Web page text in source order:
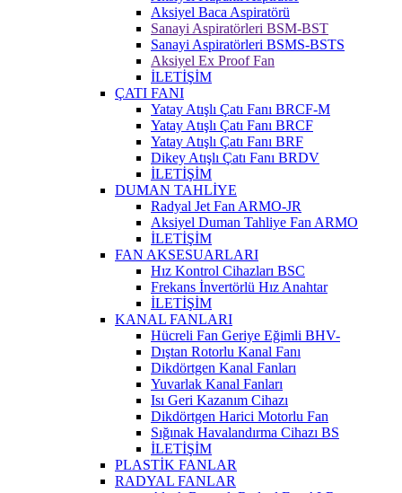
Aksiyel Baca Aspiratörü
Sanayi Aspiratörleri BSM-BST
Sanayi Aspiratörleri BSMS-BSTS
Aksiyel Ex Proof Fan
İLETİŞİM
ÇATI FANI
Yatay Atışlı Çatı Fanı BRCF-M
Yatay Atışlı Çatı Fanı BRCF
Yatay Atışlı Çatı Fanı BRF
Dikey Atışlı Çatı Fanı BRDV
İLETİŞİM
DUMAN TAHLİYE
Radyal Jet Fan ARMO-JR
Aksiyel Duman Tahliye Fan ARMO
İLETİŞİM
FAN AKSESUARLARI
Hız Kontrol Cihazları BSC
Frekans İnvertörlü Hız Anahtar
İLETİŞİM
KANAL FANLARI
Hücreli Fan Geriye Eğimli BHV-
Dıştan Rotorlu Kanal Fanı
Dikdörtgen Kanal Fanları
Yuvarlak Kanal Fanları
Isı Geri Kazanım Cihazı
Dikdörtgen Harici Motorlu Fan
Sığınak Havalandırma Cihazı BS
İLETİŞİM
PLASTİK FANLAR
RADYAL FANLAR